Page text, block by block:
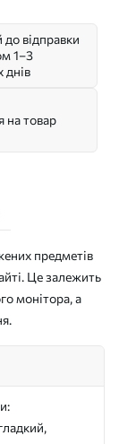
до відправки
1–3
днів
на товар
предметів
Це залежить
монітора, а